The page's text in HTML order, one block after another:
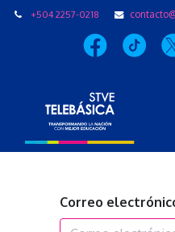
+504 2257-0218
Correo